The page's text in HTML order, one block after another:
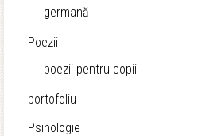
germană
Poezii
poezii pentru copii
portofoliu
Psihologie